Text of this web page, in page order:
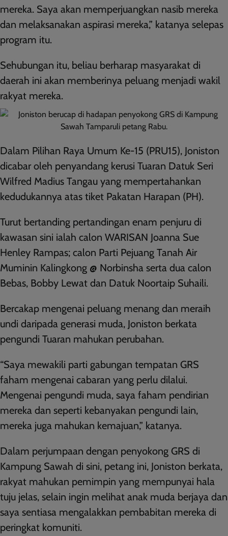
mereka. Saya akan memperjuangkan nasib mereka
dan melaksanakan aspirasi mereka,” katanya selepas
program itu.
Sehubungan itu, beliau berharap masyarakat di
daerah ini akan memberinya peluang menjadi wakil
rakyat mereka.
Dalam Pilihan Raya Umum Ke-15 (PRU15), Joniston
dicabar oleh penyandang kerusi Tuaran Datuk Seri
Wilfred Madius Tangau yang mempertahankan
kedudukannya atas tiket Pakatan Harapan (PH).
Turut bertanding pertandingan enam penjuru di
kawasan sini ialah calon WARISAN Joanna Sue
Henley Rampas; calon Parti Pejuang Tanah Air
Muminin Kalingkong @ Norbinsha serta dua calon
Bebas, Bobby Lewat dan Datuk Noortaip Suhaili.
Bercakap mengenai peluang menang dan meraih
undi daripada generasi muda, Joniston berkata
pengundi Tuaran mahukan perubahan.
“Saya mewakili parti gabungan tempatan GRS
faham mengenai cabaran yang perlu dilalui.
Mengenai pengundi muda, saya faham pendirian
mereka dan seperti kebanyakan pengundi lain,
mereka juga mahukan kemajuan,” katanya.
Dalam perjumpaan dengan penyokong GRS di
Kampung Sawah di sini, petang ini, Joniston berkata,
rakyat mahukan pemimpin yang mempunyai hala
tuju jelas, selain ingin melihat anak muda berjaya dan
saya sentiasa mengalakkan pembabitan mereka di
peringkat komuniti.